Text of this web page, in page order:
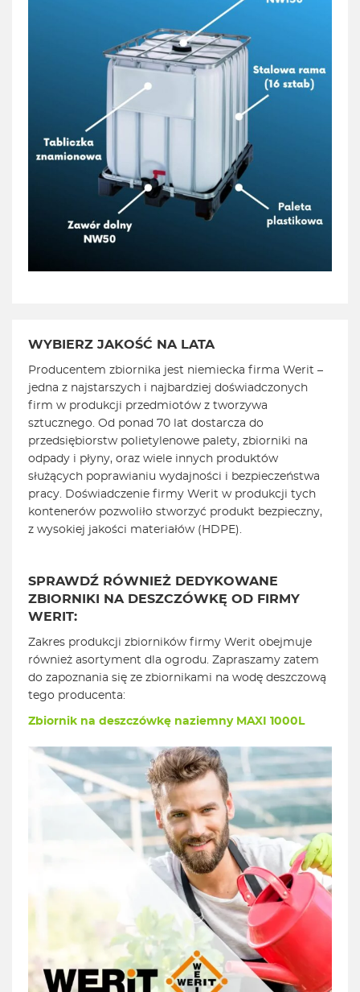
WYBIERZ JAKOŚĆ NA LATA
Producentem zbiornika jest niemiecka firma Werit –
jedna z najstarszych i najbardziej doświadczonych
firm w produkcji przedmiotów z tworzywa
sztucznego. Od ponad 70 lat dostarcza do
przedsiębiorstw polietylenowe palety, zbiorniki na
odpady i płyny, oraz wiele innych produktów
służących poprawianiu wydajności i bezpieczeństwa
pracy. Doświadczenie firmy Werit w produkcji tych
kontenerów pozwoliło stworzyć produkt bezpieczny,
z wysokiej jakości materiałów (HDPE).
SPRAWDŹ RÓWNIEŻ DEDYKOWANE
ZBIORNIKI NA DESZCZÓWKĘ OD FIRMY
WERIT:
Zakres produkcji zbiorników firmy Werit obejmuje
również asortyment dla ogrodu. Zapraszamy zatem
do zapoznania się ze zbiornikami na wodę deszczową
tego producenta:
Zbiornik na deszczówkę naziemny MAXI 1000L